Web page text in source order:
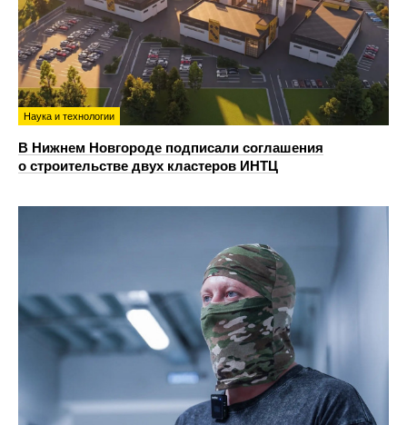
Наука и технологии
В Нижнем Новгороде подписали соглашения
о строительстве двух кластеров ИНТЦ